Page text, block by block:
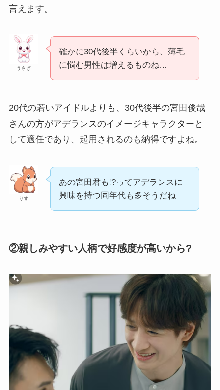
言えます。
うさぎ
確かに30代後半くらいから、薄毛
に悩む男性は増えるものね…
20代の若いアイドルよりも、30代後半の宮田俊哉
さんの方がアデランスのイメージキャラクターと
して適任であり、起用されるのも納得ですよね。
りす
あの宮田君も!?ってアデランスに
興味を持つ同年代も多そうだね
②親しみやすい人柄で好感度が高いから?